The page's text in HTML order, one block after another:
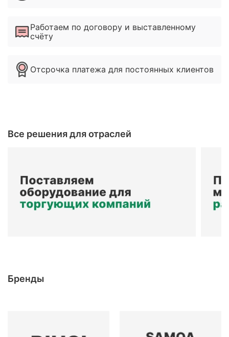
Работаем по договору и выставленному
счёту
Отсрочка платежа для постоянных клиентов
Все решения для отраслей
Бренды